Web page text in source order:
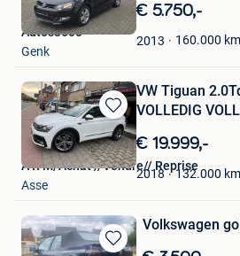
Mijn
Favorieten
€ 5.750,-
2013 160.000 km
Autos3600
Genk
Bewaren
in
Mijn
Favorieten
VW Tiguan
VOLLEDIG
€ 19.999,-
2018 132.000 km
A R M/Achat //Vendre// Reprise
Asse
Volkswagen